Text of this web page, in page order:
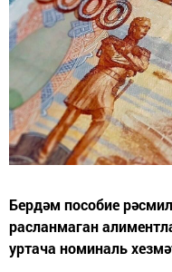
Бердәм пособие
расланмаган
уртача номиналь